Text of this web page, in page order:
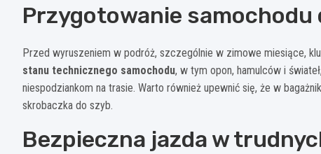
Przygotowanie
Przed wyruszeniem w podróż, szczególnie w zimowe miesiące,
stanu technicznego samochodu, w tym opon, hamulców i
niespodziankom na trasie. Warto również upewnić się, że w
skrobaczka do szyb.
Bezpieczna jazda w